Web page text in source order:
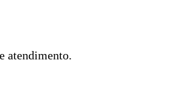
atendimento.